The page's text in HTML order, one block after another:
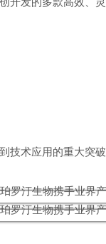
术应用的重大突